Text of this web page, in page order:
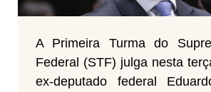
A Primeira Turma do
Federal (STF) julga nesta
ex-deputado federal